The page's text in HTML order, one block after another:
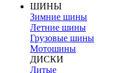
ШИНЫ
Зимние шины
Летние шины
Грузовые шины
Мотошины
ДИСКИ
Литые